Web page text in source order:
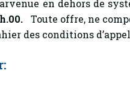
en dehors de
Toute offre, ne
des conditions